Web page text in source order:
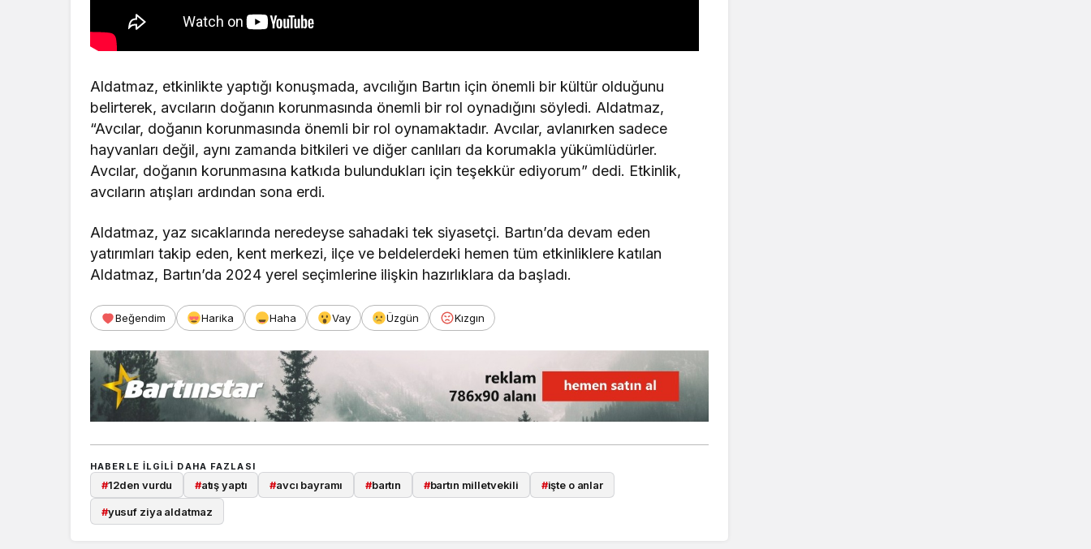
Aldatmaz, etkinlikte yaptığı konuşmada, avcılığın Bartın için önemli bir kültür olduğunu
belirterek, avcıların doğanın korunmasında önemli bir rol oynadığını söyledi. Aldatmaz,
“Avcılar, doğanın korunmasında önemli bir rol oynamaktadır. Avcılar, avlanırken sadece
hayvanları değil, aynı zamanda bitkileri ve diğer canlıları da korumakla yükümlüdürler.
Avcılar, doğanın korunmasına katkıda bulundukları için teşekkür ediyorum” dedi. Etkinlik,
avcıların atışları ardından sona erdi.
Aldatmaz, yaz sıcaklarında neredeyse sahadaki tek siyasetçi. Bartın’da devam eden
yatırımları takip eden, kent merkezi, ilçe ve beldelerdeki hemen tüm etkinliklere katılan
Aldatmaz, Bartın’da 2024 yerel seçimlerine ilişkin hazırlıklara da başladı.
Beğendim Harika Haha Vay Üzgün Kızgın
HABERLE ILGILI DAHA FAZLASI
#12den vurdu #atış yaptı #avcı bayramı #bartın #bartın milletvekili #işte o anlar
#yusuf ziya aldatmaz